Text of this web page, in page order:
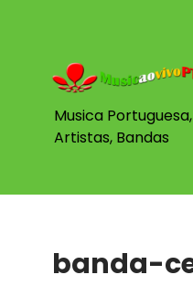
Musica
Artistas, Bandas
banda-